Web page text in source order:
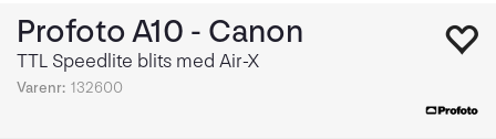
Profoto A10 - Canon
TTL Speedlite blits med Air-X
Varenr: 132600